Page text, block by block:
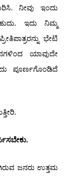
ನೀವು ಇಂದು
ಇದು ನಿಮ್ಮ
ಭೇಟಿ
ಯಾವುದೇ
ಪೂರ್ಣಗೊಂಡಿದೆ
ಜನರು ಉತ್ತಮ